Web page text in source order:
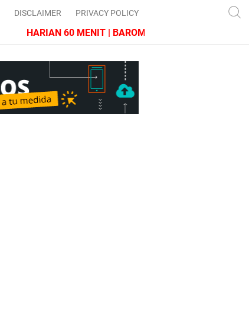
DISCLAIMER PRIVACY POLICY
HARIAN 60 MENIT | BAROMETER JAWA BARAT